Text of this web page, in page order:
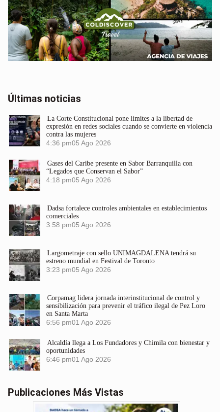
Últimas noticias
La Corte Constitucional pone límites a la libertad de
expresión en redes sociales cuando se convierte en violencia
contra las mujeres
4:36 pm05 Ago 2026
Gases del Caribe presente en Sabor Barranquilla con
“Legados que Conservan el Sabor”
4:18 pm05 Ago 2026
Dadsa fortalece controles ambientales en establecimientos
comerciales
3:58 pm05 Ago 2026
Largometraje con sello UNIMAGDALENA tendrá su
estreno mundial en Festival de Toronto
3:23 pm05 Ago 2026
Corpamag lidera jornada interinstitucional de control y
sensibilización para prevenir el tráfico ilegal de Pez Loro
en Santa Marta
6:56 pm01 Ago 2026
Alcaldía llega a Los Fundadores y Chimila con bienestar y
oportunidades
6:46 pm01 Ago 2026
Publicaciones Más Vistas